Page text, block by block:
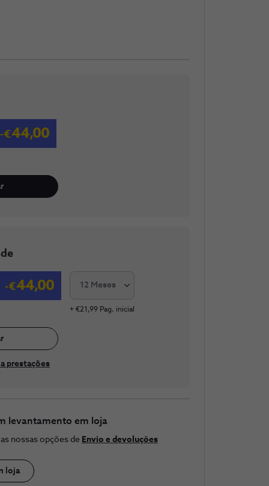
44,00
44,00 12 Meses
+ €21,99 Pag. inicial
prestações
levantamento em loja
nossas opções de Envio e devoluções
loja